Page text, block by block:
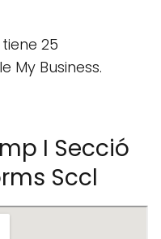
25
My Business.
I Secció
Sccl